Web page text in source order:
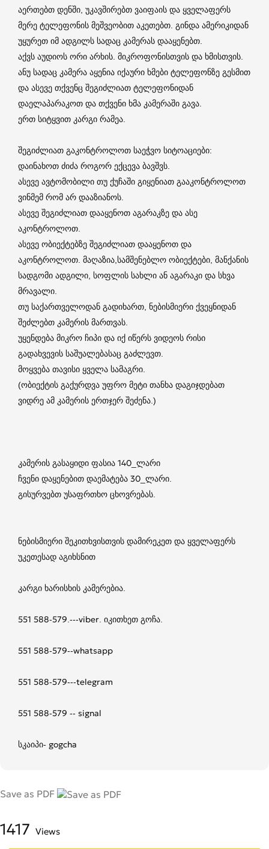
აერთებთ დენში, უკავშირებთ ვაიფაის და ყველაფერს
მერე ტელეფონის მეშვეობით აკეთებთ. გინდა ამერიკიდან
უყურეთ იმ ადგილს სადაც კამერას დააყენებთ.
აქვს აუდიოს ორი არხის. მიკროფონისთვის და ხმისთვის.
ანუ სადაც კამერა აყენია იქაური ხმები ტელეფონზე გესმით
და ასევე თქვენც შეგიძლიათ ტელეფონიდან
დაელაპარაკოთ და თქვენი ხმა კამერაში გავა.
ერთ სიტყვით კარგი რამეა.
შეგიძლიათ გაკონტროლოთ საეჭვო სიტოაციები:
დაინახოთ ძიძა როგორ ექცევა ბავშვს.
ასევე ავტომობილი თუ ქუჩაში გიყენიათ გააკონტროლოთ
ვინმემ რომ არ დააზიანოს.
ასევე შეგიძლიათ დააყენოთ აგარაკზე და ასე
აკონტროლოთ.
ასევე ობიექტებზე შეგიძლიათ დააყენოთ და
აკონტროლოთ. მაღაზია,სამშენებლო ობიექტები, მანქანის
სადგომი ადგილი, სოფლის სახლი ან აგარაკი და სხვა
მრავალი.
თუ საქართველოდან გადიხართ, ნებისმიერი ქვეყნიდან
შეძლებთ კამერის მართვას.
უყენდება მიკრო ჩიპი და იქ იწერს ვიდეოს რისი
გადახვევის საშუალებასაც გაძლევთ.
მოყვება თავისი ყველა სამაგრი.
(ობიექტის გაქურდვა უფრო მეტი თანხა დაგიჯდებათ
ვიდრე ამ კამერის ერთჯერ შეძენა.)
კამერის გასაყიდი ფასია 140_ლარი
ჩვენი დაყენებით დაემატება 30_ლარი.
გისურვებთ უსაფრთხო ცხოვრებას.
ნებისმიერი შეკითხვისთვის დამირეკეთ და ყველაფერს
უკეთესად აგიხსნით
კარგი ხარისხის კამერებია.
551 588-579.---viber. იკითხეთ გოჩა.
551 588-579--whatsapp
551 588-579---telegram
551 588-579 -- signal
სკაიპი- gogcha
Save as PDF
1417 Views